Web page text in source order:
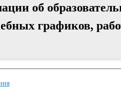
об
графиков,